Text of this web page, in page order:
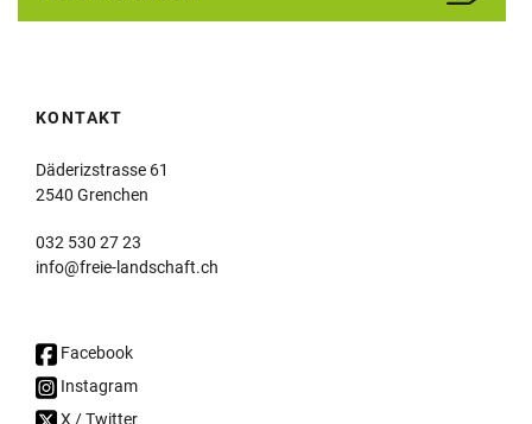
KONTAKT
Däderizstrasse 61
2540 Grenchen
032 530 27 23
info@freie-landschaft.ch
Facebook
Instagram
X / Twitter